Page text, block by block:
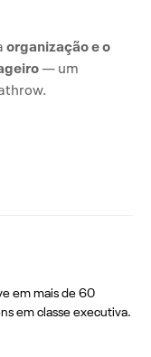
organização e o
— um
em mais de 60
em classe executiva.